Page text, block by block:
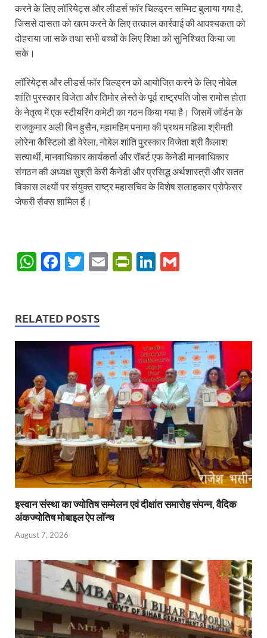
करने के लिए लॉरियेट्स और लीडर्स फॉर चिल्ड्रन सम्मिट बुलाया गया है,
जिससे दासता को खत्म करने के लिए तत्काल कार्रवाई की आवश्यकता को
दोहराया जा सके तथा सभी बच्चों के लिए शिक्षा को सुनिश्चित किया जा
सके।
लॉरियेट्स और लीडर्स फॉर चिल्ड्रन को आयोजित करने के लिए नोबेल
शांति पुरस्कार विजेता और तिमोर लेस्ते के पूर्व राष्ट्रपति जोस रामोस होता
के नेतृत्व में एक स्टीयरिंग कमेटी का गठन किया गया है। जिसमें जॉर्डन के
राजकुमार अली बिन हुसैन, महामहिम पनामा की प्रथम महिला श्रीमती
लोरेना कैस्टिलो डी वेरेला, नोबेल शांति पुरस्कार विजेता श्री कैलाश
सत्यार्थी, मानवाधिकार कार्यकर्ता और रॉबर्ट एफ केनेडी मानवाधिकार
संगठन की अध्यक्ष सुश्री केरी कैनेडी और प्रसिद्ध अर्थशास्त्री और सतत
विकास लक्ष्यों पर संयुक्त राष्ट्र महासचिव के विशेष सलाहकार प्रोफेसर
जेफरी सैक्स शामिल हैं।
W
s
A
p
p
F
b
o
o
k
T
er
E
P
ie
n
dl
y
Li
dI
n
RELATED POSTS
इस्वान संस्था का ज्योतिष सम्मेलन एवं दीक्षांत समारोह संपन्न, वैदिक
अंकज्योतिष मोबाइल ऐप लॉन्च
August 7, 2026